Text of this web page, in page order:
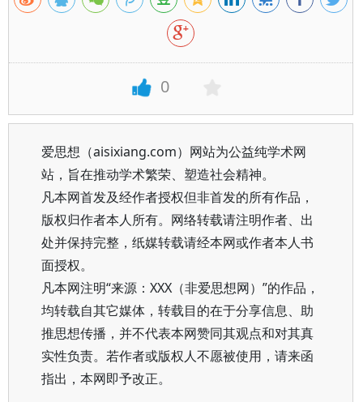
0
爱思想（aisixiang.com）网站为公益纯学术网
站，旨在推动学术繁荣、塑造社会精神。
凡本网首发及经作者授权但非首发的所有作品，
版权归作者本人所有。网络转载请注明作者、出
处并保持完整，纸媒转载请经本网或作者本人书
面授权。
凡本网注明“来源：XXX（非爱思想网）”的作品，
均转载自其它媒体，转载目的在于分享信息、助
推思想传播，并不代表本网赞同其观点和对其真
实性负责。若作者或版权人不愿被使用，请来函
指出，本网即予改正。